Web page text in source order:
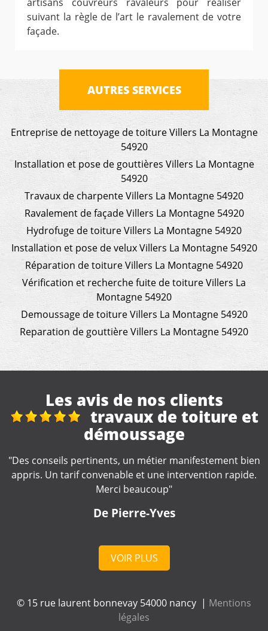
suivant la règle de l’art le ravalement de votre
façade.
AUTRES SERVICES
Entreprise de nettoyage de toiture Villers La Montagne
54920
Installation et pose de gouttières Villers La Montagne
54920
Travaux de charpente Villers La Montagne 54920
Ravalement de façade Villers La Montagne 54920
Hydrofuge de toiture Villers La Montagne 54920
Installation et pose de velux Villers La Montagne 54920
Réparation de toiture Villers La Montagne 54920
Vérification et recherche fuite de toiture Villers La
Montagne 54920
Demoussage de toiture Villers La Montagne 54920
Reparation de gouttière Villers La Montagne 54920
Les avis de nos clients
Nettoyage gouttières
"Artisan très professionnel et d'une efficacité
remarquable. Je recommande."
De Catherine
VOIR PLUS
© 15 rue laurent bonnevay 54000 nancy | Mentions
légales